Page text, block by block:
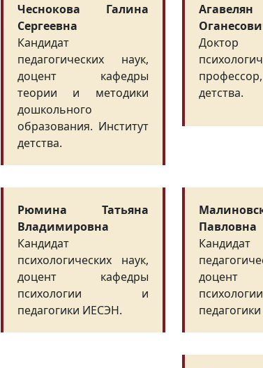
Чеснокова Галина
Сергеевна
Кандидат
педагогических наук,
доцент кафедры
теории и методики
дошкольного
образования. Институт
детства.
Доктор
детства.
Рюмина Татьяна
Владимировна
Кандидат
психологических наук,
доцент кафедры
психологии и
педагогики ИЕСЭН.
Павловна
Кандидат
доцент